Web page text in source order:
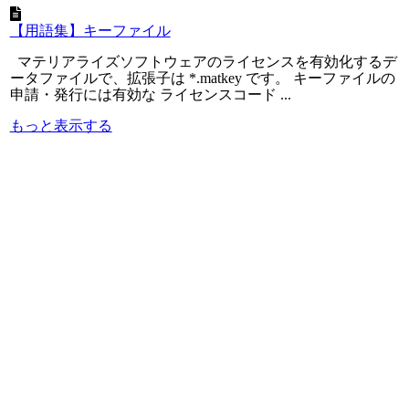
【用語集】キーファイル
マテリアライズソフトウェアのライセンスを有効化するデ
ータファイルで、拡張子は *.matkey です。 キーファイルの
申請・発行には有効な ライセンスコード ...
もっと表示する